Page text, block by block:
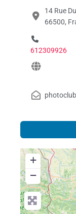
14 Rue
66500,
612309926
+
−